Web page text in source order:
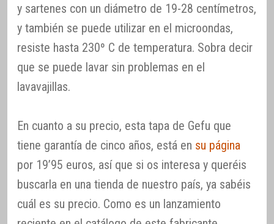
y sartenes con un diámetro de 19-28 centímetros,
y también se puede utilizar en el microondas,
resiste hasta 230º C de temperatura. Sobra decir
que se puede lavar sin problemas en el
lavavajillas.
En cuanto a su precio, esta tapa de Gefu que
tiene garantía de cinco años, está en su página
por 19’95 euros, así que si os interesa y queréis
buscarla en una tienda de nuestro país, ya sabéis
cuál es su precio. Como es un lanzamiento